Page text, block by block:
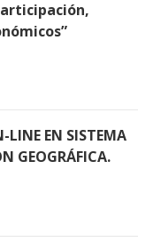
LINE EN SISTEMA
GEOGRÁFICA.